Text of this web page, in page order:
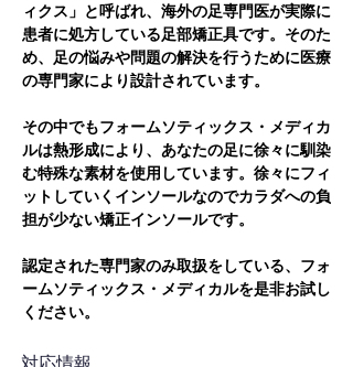
ィクス」と呼ばれ、海外の足専門医が実際に
患者に処方している足部矯正具です。そのた
め、足の悩みや問題の解決を行うために医療
の専門家により設計されています。
その中でもフォームソティックス・メディカ
ルは熱形成により、あなたの足に徐々に馴染
む特殊な素材を使用しています。徐々にフィ
ットしていくインソールなのでカラダへの負
担が少ない矯正インソールです。
認定された専門家のみ取扱をしている、フォ
ームソティックス・メディカルを是非お試し
ください。
対応情報